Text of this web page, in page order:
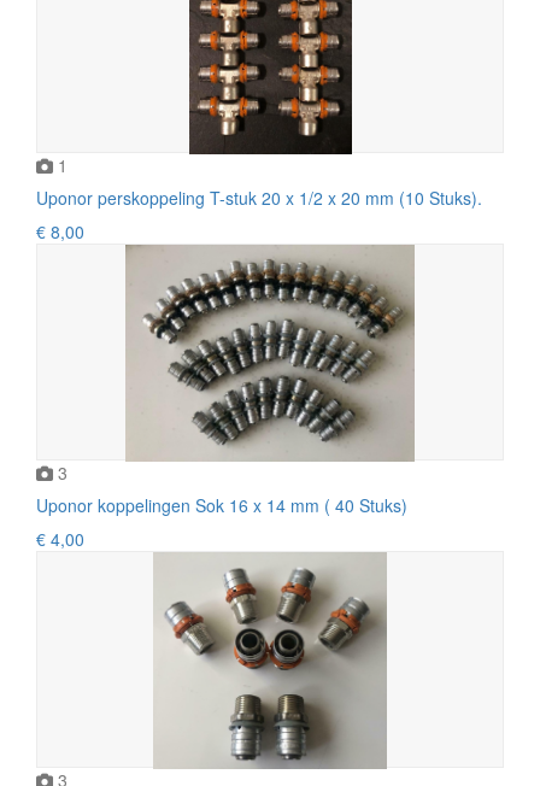
1
Uponor perskoppeling T-stuk 20 x 1/2 x 20 mm (10 Stuks).
€ 8,00
3
Uponor koppelingen Sok 16 x 14 mm ( 40 Stuks)
€ 4,00
3